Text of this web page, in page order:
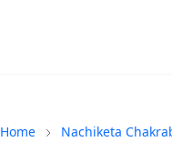
Home Nachiketa